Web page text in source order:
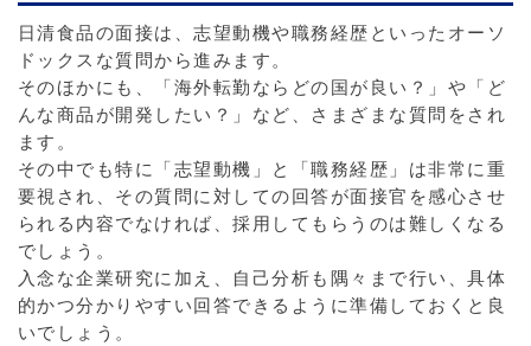
日清食品の面接は、志望動機や職務経歴といったオーソ
ドックスな質問から進みます。
そのほかにも、「海外転勤ならどの国が良い？」や「ど
んな商品が開発したい？」など、さまざまな質問をされ
ます。
その中でも特に「志望動機」と「職務経歴」は非常に重
要視され、その質問に対しての回答が面接官を感心させ
られる内容でなければ、採用してもらうのは難しくなる
でしょう。
入念な企業研究に加え、自己分析も隅々まで行い、具体
的かつ分かりやすい回答できるように準備しておくと良
いでしょう。